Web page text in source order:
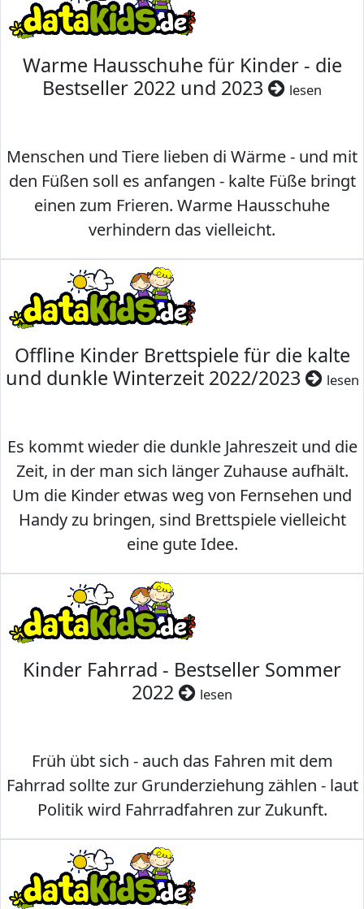
Warme Hausschuhe für Kinder - die
Bestseller 2022 und 2023
lesen
Menschen und Tiere lieben di Wärme - und mit
den Füßen soll es anfangen - kalte Füße bringt
einen zum Frieren. Warme Hausschuhe
verhindern das vielleicht.
Offline Kinder Brettspiele für die kalte
und dunkle Winterzeit 2022/2023
lesen
Es kommt wieder die dunkle Jahreszeit und die
Zeit, in der man sich länger Zuhause aufhält.
Um die Kinder etwas weg von Fernsehen und
Handy zu bringen, sind Brettspiele vielleicht
eine gute Idee.
Kinder Fahrrad - Bestseller Sommer
2022
lesen
Früh übt sich - auch das Fahren mit dem
Fahrrad sollte zur Grunderziehung zählen - laut
Politik wird Fahrradfahren zur Zukunft.